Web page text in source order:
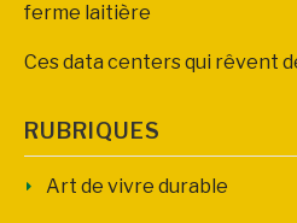
ferme laitière
Ces data centers qui rêvent
RUBRIQUES
Art de vivre durable